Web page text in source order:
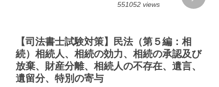
551052 views
【司法書士試験対策】民法（第５編：相
続）相続人、相続の効力、相続の承認及び
放棄、財産分離、相続人の不存在、遺言、
遺留分、特別の寄与